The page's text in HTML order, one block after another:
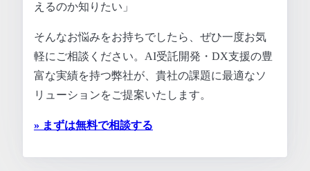
えるのか知りたい」
そんなお悩みをお持ちでしたら、ぜひ一度お気
軽にご相談ください。AI受託開発・DX支援の豊
富な実績を持つ弊社が、貴社の課題に最適なソ
リューションをご提案いたします。
» まずは無料で相談する